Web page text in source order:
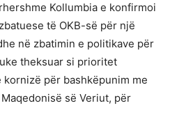
Kollumbia e konfirmoi
të OKB-së për një
në zbatimin e politikave për
theksuar si prioritet
për bashkëpunim me
së Veriut, për